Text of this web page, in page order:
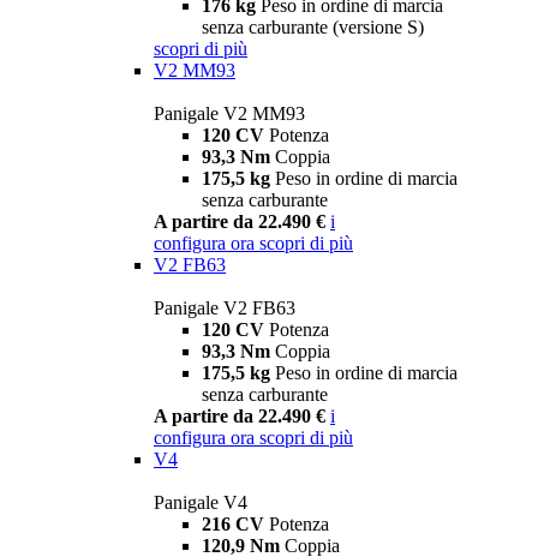
176 kg Peso in ordine di marcia
senza carburante (versione S)
scopri di più
V2 MM93
Panigale V2 MM93
120 CV Potenza
93,3 Nm Coppia
175,5 kg Peso in ordine di marcia
senza carburante
A partire da 22.490 € i
configura ora scopri di più
V2 FB63
Panigale V2 FB63
120 CV Potenza
93,3 Nm Coppia
175,5 kg Peso in ordine di marcia
senza carburante
A partire da 22.490 € i
configura ora scopri di più
V4
Panigale V4
216 CV Potenza
120,9 Nm Coppia